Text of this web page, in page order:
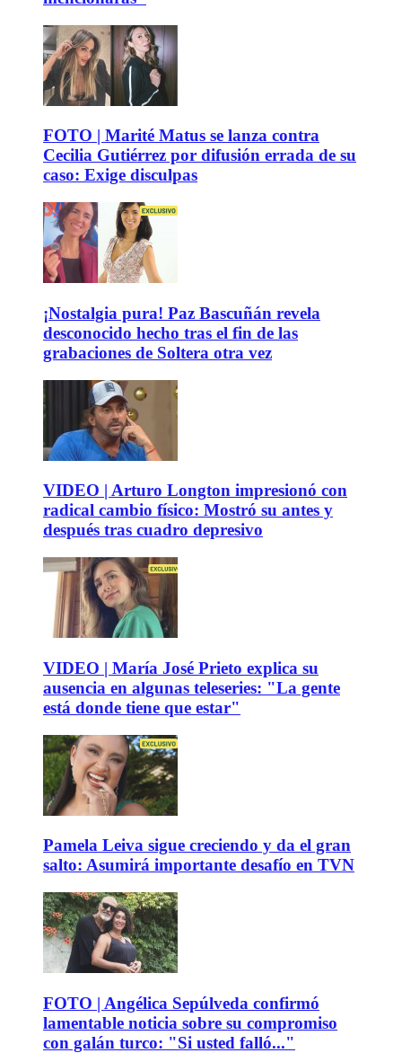
FOTO | Marité Matus se lanza contra
Cecilia Gutiérrez por difusión errada de su
caso: Exige disculpas
¡Nostalgia pura! Paz Bascuñán revela
desconocido hecho tras el fin de las
grabaciones de Soltera otra vez
VIDEO | Arturo Longton impresionó con
radical cambio físico: Mostró su antes y
después tras cuadro depresivo
VIDEO | María José Prieto explica su
ausencia en algunas teleseries: "La gente
está donde tiene que estar"
Pamela Leiva sigue creciendo y da el gran
salto: Asumirá importante desafío en TVN
FOTO | Angélica Sepúlveda confirmó
lamentable noticia sobre su compromiso
con galán turco: "Si usted falló..."